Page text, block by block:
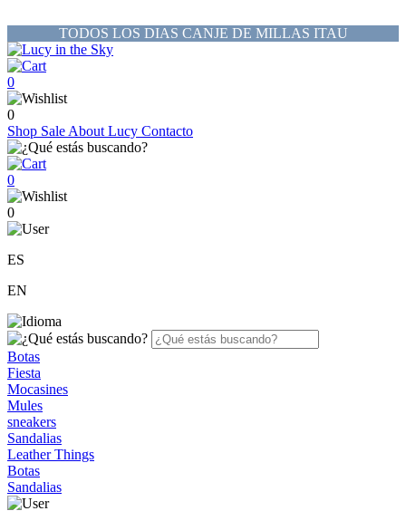
TODOS LOS DIAS CANJE DE MILLAS ITAU
0
0
Shop Sale About Lucy Contacto
0
0
ES
EN
Botas
Fiesta
Mocasines
Mules
sneakers
Sandalias
Leather Things
Botas
Sandalias